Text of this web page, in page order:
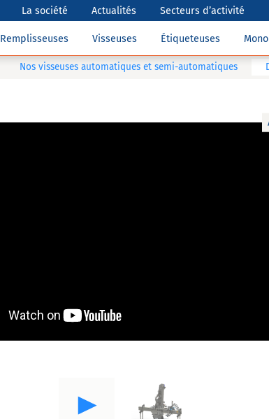
La société Actualités Secteurs d’activité
Remplisseuses Visseuses Étiqueteuses
Nos visseuses automatiques et semi-automatiques